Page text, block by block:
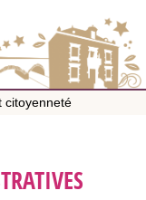
citoyenneté